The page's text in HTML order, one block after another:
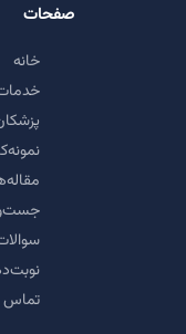
صفحات
خانه
تماس